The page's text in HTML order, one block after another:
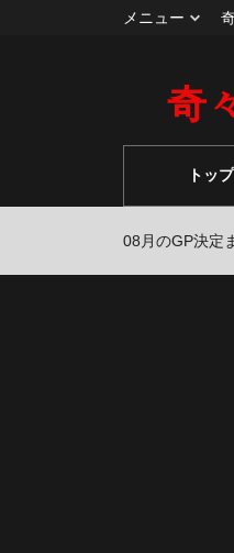
メニュー
奇
トップ
08月のGP決定